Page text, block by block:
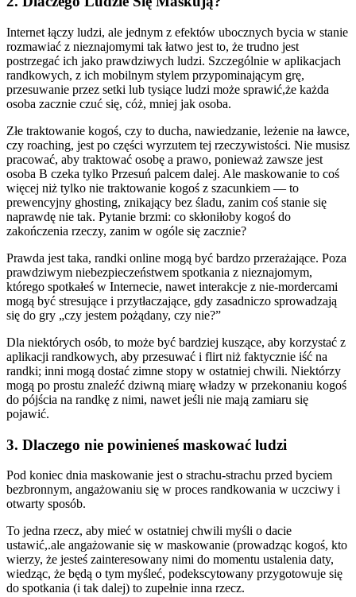
Internet łączy ludzi, ale jednym z efektów ubocznych bycia w stanie
rozmawiać z nieznajomymi tak łatwo jest to, że trudno jest
postrzegać ich jako prawdziwych ludzi. Szczególnie w aplikacjach
randkowych, z ich mobilnym stylem przypominającym grę,
przesuwanie przez setki lub tysiące ludzi może sprawić,że każda
osoba zacznie czuć się, cóż, mniej jak osoba.
Złe traktowanie kogoś, czy to ducha, nawiedzanie, leżenie na ławce,
czy roaching, jest po części wyrzutem tej rzeczywistości. Nie musisz
pracować, aby traktować osobę a prawo, ponieważ zawsze jest
osoba B czeka tylko Przesuń palcem dalej. Ale maskowanie to coś
więcej niż tylko nie traktowanie kogoś z szacunkiem — to
prewencyjny ghosting, znikający bez śladu, zanim coś stanie się
naprawdę nie tak. Pytanie brzmi: co skłoniłoby kogoś do
zakończenia rzeczy, zanim w ogóle się zacznie?
Prawda jest taka, randki online mogą być bardzo przerażające. Poza
prawdziwym niebezpieczeństwem spotkania z nieznajomym,
którego spotkałeś w Internecie, nawet interakcje z nie-mordercami
mogą być stresujące i przytłaczające, gdy zasadniczo sprowadzają
się do gry „czy jestem pożądany, czy nie?”
Dla niektórych osób, to może być bardziej kuszące, aby korzystać z
aplikacji randkowych, aby przesuwać i flirt niż faktycznie iść na
randki; inni mogą dostać zimne stopy w ostatniej chwili. Niektórzy
mogą po prostu znaleźć dziwną miarę władzy w przekonaniu kogoś
do pójścia na randkę z nimi, nawet jeśli nie mają zamiaru się
pojawić.
3. Dlaczego nie powinieneś maskować ludzi
Pod koniec dnia maskowanie jest o strachu-strachu przed byciem
bezbronnym, angażowaniu się w proces randkowania w uczciwy i
otwarty sposób.
To jedna rzecz, aby mieć w ostatniej chwili myśli o dacie
ustawić,.ale angażowanie się w maskowanie (prowadząc kogoś, kto
wierzy, że jesteś zainteresowany nimi do momentu ustalenia daty,
wiedząc, że będą o tym myśleć, podekscytowany przygotowuje się
do spotkania (i tak dalej) to zupełnie inna rzecz.